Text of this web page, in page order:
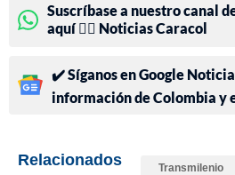
Suscríbase a nuestro canal
aquí 👉🏻 Noticias Caracol
✔️ Síganos en Google
información de Colombia y
Relacionados Transmilenio